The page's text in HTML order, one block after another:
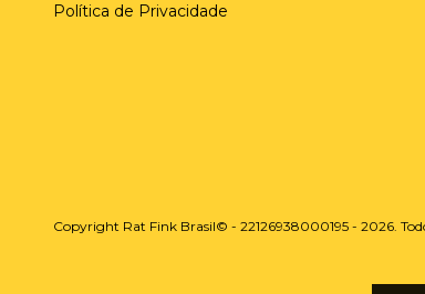
Política de Privacidade
Copyright Rat Fink Brasil© - 22126938000195 - 2026.